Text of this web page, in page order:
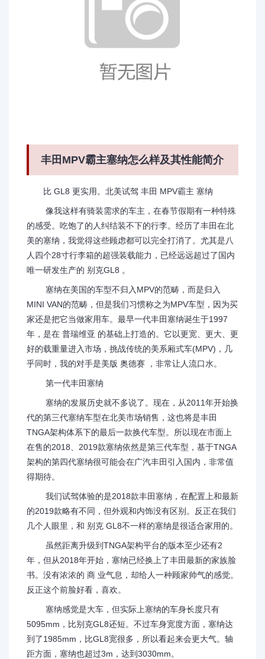
丰田MPV霸主塞纳怎么样及其性能简介
比 GL8 更实用。北美试驾 丰田 MPV霸主 塞纳
像我这样有骑装需求的车主，在春节假期有一种特殊
的感受。吃饱了的人纠结装不下的行李。经历了丰田在北
美的塞纳，我觉得这些顾虑都可以完全打消了。尤其是八
人四个28寸行李箱的超强装载能力，已经远远超过了国内
唯一研发生产的 别克GL8 。
塞纳在美国的车型不归入MPV的范畴，而是归入
MINI VAN的范畴，但是我们习惯称之为MPV车型，因为买
家还是把它当做家用车。最早一代丰田塞纳诞生于1997
年，是在 普瑞维亚 的基础上打造的。它以更宽、更大、更
好的载重量进入市场，挑战传统的美系厢式车(MPV)，几
乎同时，我的对手是美版 奥德赛 ，非常让人流口水。
第一代丰田塞纳
塞纳的发展历史就不多说了。现在，从2011年开始换
代的第三代塞纳车型在北美市场销售，这也将是丰田
TNGA架构体系下的最后一款换代车型。所以现在市面上
在售的2018、2019款塞纳依然是第三代车型，基于TNGA
架构的第四代塞纳很可能会在广汽丰田引入国内，非常值
得期待。
我们试驾体验的是2018款丰田塞纳，在配置上和最新
的2019款略有不同，但外观和内饰没有区别。反正在我们
几个人眼里，和 别克 GL8不一样的塞纳是很适合家用的。
虽然距离升级到TNGA架构平台的版本至少还有2
年，但从2018年开始，塞纳已经换上了丰田最新的家族脸
书。没有浓浓的 商 业气息，却给人一种顾家帅气的感觉。
反正这个前脸好看，喜欢。
塞纳感觉是大车，但实际上塞纳的车身长度只有
5095mm，比别克GL8还短。不过车身宽度方面，塞纳达
到了1985mm，比GL8宽很多，所以看起来会更大气。轴
距方面，塞纳也超过3m，达到3030mm。